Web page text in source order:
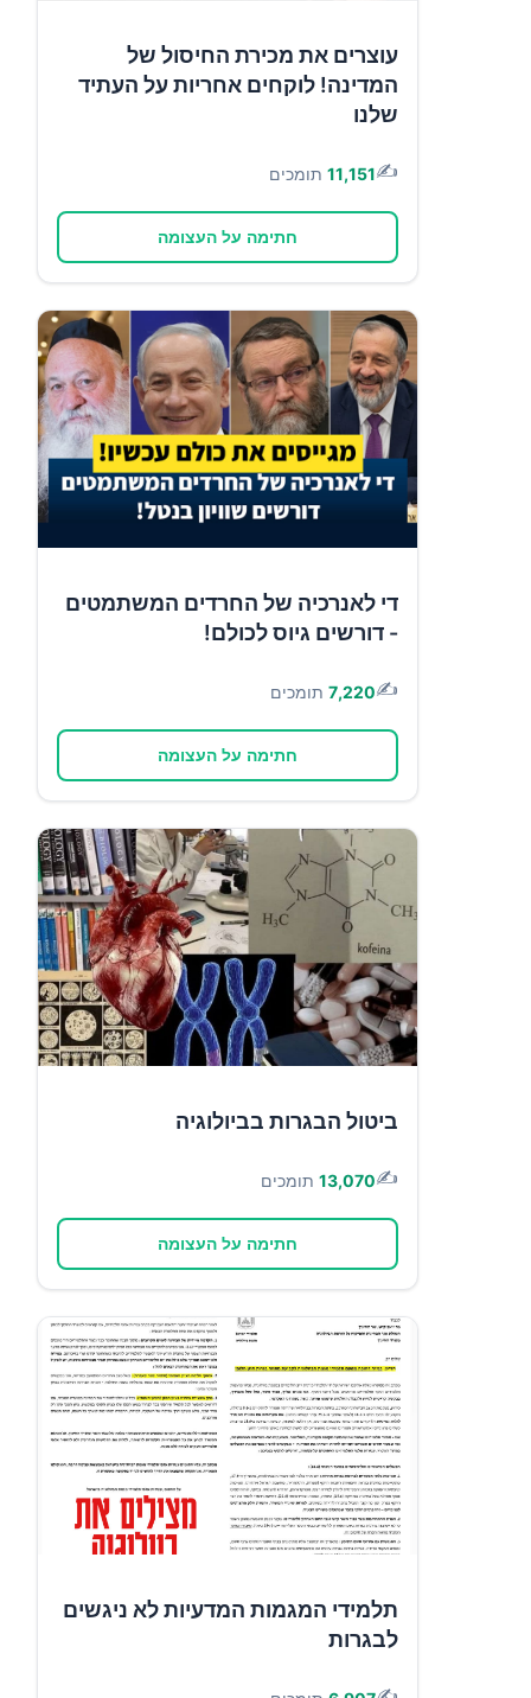
עוצרים את מכירת החיסול של
המדינה! לוקחים אחריות על העתיד
שלנו
✍️
11,151 תומכים
חתימה על העצומה
די לאנרכיה של החרדים המשתמטים
- דורשים גיוס לכולם!
✍️
7,220 תומכים
חתימה על העצומה
ביטול הבגרות בביולוגיה
✍️
13,070 תומכים
חתימה על העצומה
תלמידי המגמות המדעיות לא ניגשים
לבגרות